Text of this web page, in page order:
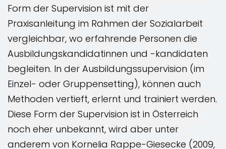
Form der Supervision ist mit der
Praxisanleitung im Rahmen der Sozialarbeit
vergleichbar, wo erfahrende Personen die
Ausbildungskandidatinnen und -kandidaten
begleiten. In der Ausbildungssupervision (im
Einzel- oder Gruppensetting), können auch
Methoden vertieft, erlernt und trainiert werden.
Diese Form der Supervision ist in Österreich
noch eher unbekannt, wird aber unter
anderem von Kornelia Rappe-Giesecke (2009,